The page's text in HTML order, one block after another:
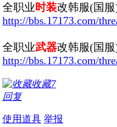
全职业 时装改韩服(国
http://bbs.17173.com/
全职业武器改韩服(国服
http://bbs.17173.com/
收藏7
回复
使用道具 举报